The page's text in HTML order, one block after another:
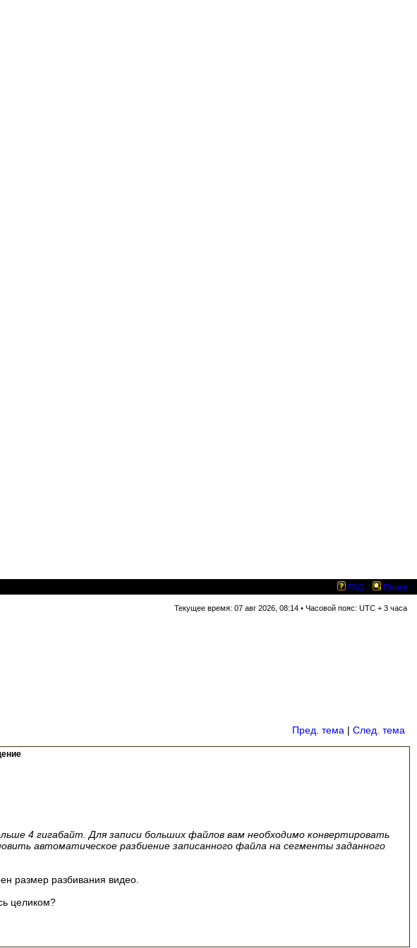
FAQ Поиск
Текущее время: 07 авг 2026, 08:14 • Часовой пояс: UTC + 3 часа
Пред. тема | След. тема
4 гигабайт. Для записи больших файлов вам необходимо конвертировать
автоматическое разбиение записанного файла на сегменты заданного
размер разбивания видео.
целиком?